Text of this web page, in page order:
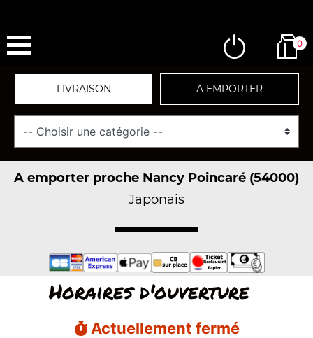
0
LIVRAISON A EMPORTER
A emporter proche Nancy Poincaré (54000)
Japonais
Horaires d'ouverture
Actuellement fermé